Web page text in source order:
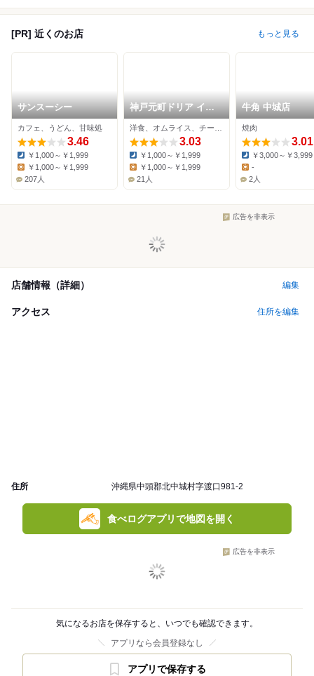
[PR] 近くのお店 もっと見る
サンスーシー
カフェ、うどん、甘味処
3.46
Dinner:
￥1,000～￥1,999
￥1,000～￥1,999
207人
神戸元町ドリア イオ
ンモール沖縄ライカム
店
3.03
Dinner:
￥1,000～￥1,999
Lunch:
￥1,000～￥1,999
21人
牛角 中城店
焼肉
3.01
Dinner:
￥3,000～￥3,999
Lunch:
-
2人
広告を非表示
店舗情報（詳細） 編集
アクセス 住所を編集
住所 沖縄県中頭郡北中城村字渡口981-2
食べログアプリで地図を開く
広告を非表示
気になるお店を保存すると、いつでも確認できます。
アプリなら会員登録なし
アプリで保存する